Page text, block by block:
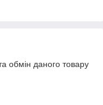
обмін даного товару